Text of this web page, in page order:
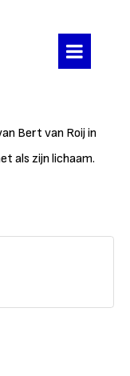
Bert van Roij in
als zijn lichaam.